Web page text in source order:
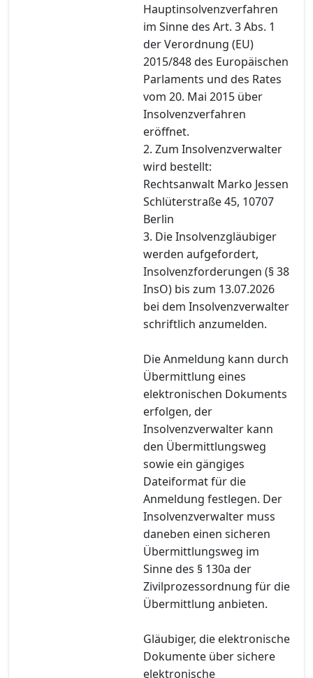
Hauptinsolvenzverfahren
im Sinne des Art. 3 Abs. 1
der Verordnung (EU)
2015/848 des Europäischen
Parlaments und des Rates
vom 20. Mai 2015 über
Insolvenzverfahren
eröffnet.
2. Zum Insolvenzverwalter
wird bestellt:
Rechtsanwalt Marko Jessen
Schlüterstraße 45, 10707
Berlin
3. Die Insolvenzgläubiger
werden aufgefordert,
Insolvenzforderungen (§ 38
InsO) bis zum 13.07.2026
bei dem Insolvenzverwalter
schriftlich anzumelden.
Die Anmeldung kann durch
Übermittlung eines
elektronischen Dokuments
erfolgen, der
Insolvenzverwalter kann
den Übermittlungsweg
sowie ein gängiges
Dateiformat für die
Anmeldung festlegen. Der
Insolvenzverwalter muss
daneben einen sicheren
Übermittlungsweg im
Sinne des § 130a der
Zivilprozessordnung für die
Übermittlung anbieten.
Gläubiger, die elektronische
Dokumente über sichere
elektronische